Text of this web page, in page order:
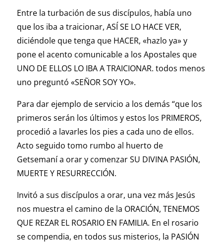
Entre la turbación de sus discípulos, había uno
que los iba a traicionar, ASÍ SE LO HACE VER,
diciéndole que tenga que HACER, «hazlo ya» y
pone el acento comunicable a los Apostales que
UNO DE ELLOS LO IBA A TRAICIONAR. todos menos
uno preguntó «SEÑOR SOY YO».
Para dar ejemplo de servicio a los demás “que los
primeros serán los últimos y estos los PRIMEROS,
procedió a lavarles los pies a cada uno de ellos.
Acto seguido tomo rumbo al huerto de
Getsemaní a orar y comenzar SU DIVINA PASIÓN,
MUERTE Y RESURRECCIÓN.
Invitó a sus discípulos a orar, una vez más Jesús
nos muestra el camino de la ORACIÓN, TENEMOS
QUE REZAR EL ROSARIO EN FAMILIA. En el rosario
se compendia, en todos sus misterios, la PASIÓN